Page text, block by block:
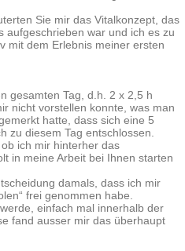
Sie mir das Vitalkonzept, das
aufgeschrieben war und ich es zu
mit dem Erlebnis meiner ersten
gesamten Tag, d.h. 2 x 2,5 h
nicht vorstellen konnte, was man
hatte, dass sich eine 5
zu diesem Tag entschlossen.
ich mir hinterher das
in meine Arbeit bei Ihnen starten
damals, dass ich mir
frei genommen habe.
einfach mal innerhalb der
fand ausser mir das überhaupt